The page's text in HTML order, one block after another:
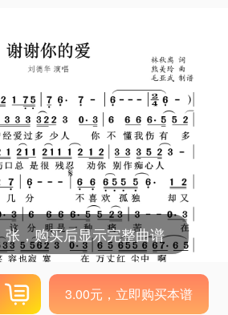
张，购买后显示完整曲谱
3.00元，立即购买本谱